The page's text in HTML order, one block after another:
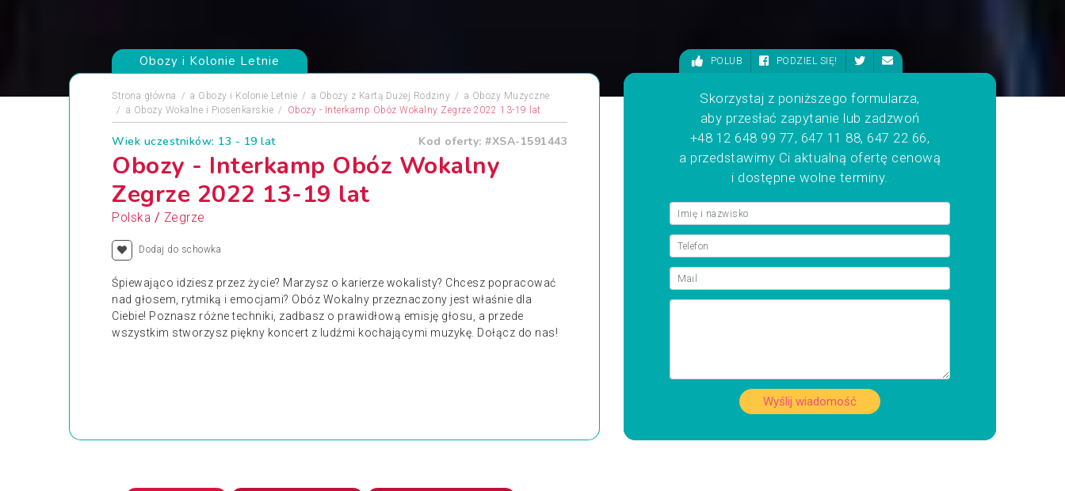
Obozy i Kolonie Letnie
Strona główna a Obozy i Kolonie Letnie a Obozy z Kartą Dużej Rodziny a Obozy Muzyczne
a Obozy Wokalne i Piosenkarskie Obozy - Interkamp Obóz Wokalny Zegrze 2022 13-19 lat
Wiek uczestników: 13 - 19 lat Kod oferty: #XSA-1591443
Obozy - Interkamp Obóz Wokalny
Zegrze 2022 13-19 lat
Polska / Zegrze
Dodaj do schowka
Śpiewająco idziesz przez życie? Marzysz o karierze wokalisty? Chcesz popracować
nad głosem, rytmiką i emocjami? Obóz Wokalny przeznaczony jest właśnie dla
Ciebie! Poznasz różne techniki, zadbasz o prawidłową emisję głosu, a przede
wszystkim stworzysz piękny koncert z ludźmi kochającymi muzykę. Dołącz do nas!
POLUB PODZIEL SIĘ!
Skorzystaj z poniższego formularza,
aby przesłać zapytanie lub zadzwoń
+48 12 648 99 77, 647 11 88, 647 22 66,
a przedstawimy Ci aktualną ofertę cenową
i dostępne wolne terminy.
Wyślij wiadomość